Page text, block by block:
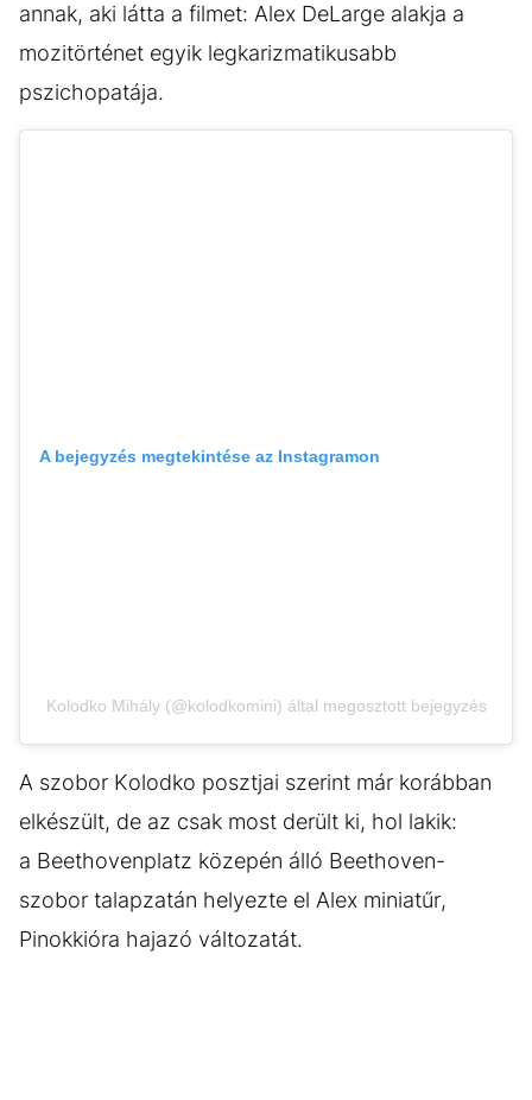
annak, aki látta a filmet: Alex DeLarge alakja a
mozitörténet egyik legkarizmatikusabb
pszichopatája.
A bejegyzés megtekintése az Instagramon
Kolodko Mihály (@kolodkomini) által megosztott bejegyzés
A szobor Kolodko posztjai szerint már korábban
elkészült, de az csak most derült ki, hol lakik:
a Beethovenplatz közepén álló Beethoven-
szobor talapzatán helyezte el Alex miniatűr,
Pinokkióra hajazó változatát.